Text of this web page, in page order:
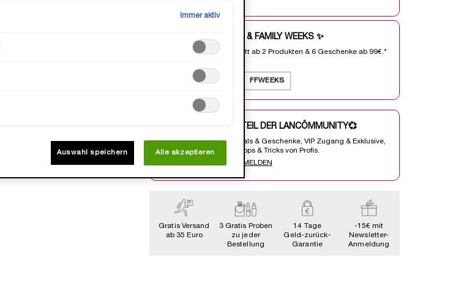
FRIENDS & FAMILY WEEKS ✨
25% Rabatt ab 2 Produkten & 6 Geschenke ab 99€.*
Code: FFWEEKS
WERDE TEIL DER LANCÔMMUNITY💞
Heisse Deals & Geschenke, VIP Zugang & Exklusive,
Beautty Tipps & Tricks von Profis.
JETZT ANMELDEN
Gratis Versand
ab 35 Euro
3 Gratis Proben
zu jeder
Bestellung
14 Tage
Geld-zurück-
Garantie
-15€ mit
Newsletter-
Anmeldung
Immer aktiv
Auswahl speichern Alle akzeptieren